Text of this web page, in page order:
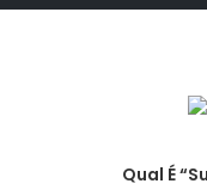
Qual É